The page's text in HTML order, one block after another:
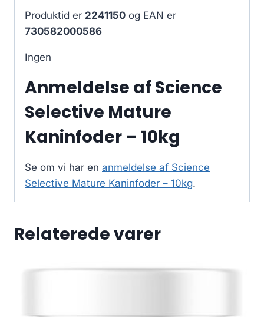
Produktid er 2241150 og EAN er
730582000586
Ingen
Anmeldelse af Science
Selective Mature
Kaninfoder – 10kg
Se om vi har en anmeldelse af Science
Selective Mature Kaninfoder – 10kg.
Relaterede varer